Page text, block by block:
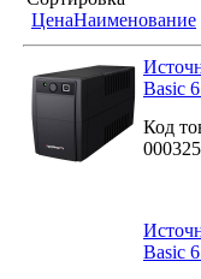
ЦенаНаименование
Basic
Код
Basic